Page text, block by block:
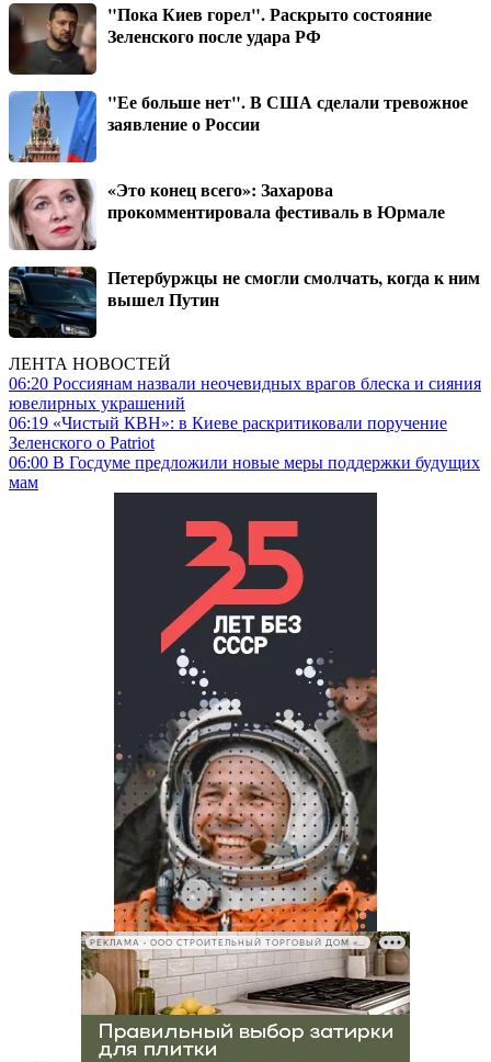
"Пока Киев горел". Раскрыто состояние
Зеленского после удара РФ
"Ее больше нет". В США сделали тревожное
заявление о России
«Это конец всего»: Захарова
прокомментировала фестиваль в Юрмале
Петербуржцы не смогли смолчать, когда к ним
вышел Путин
ЛЕНТА НОВОСТЕЙ
06:20 Россиянам назвали неочевидных врагов блеска и сияния
ювелирных украшений
06:19 «Чистый КВН»: в Киеве раскритиковали поручение
Зеленского о Patriot
06:00 В Госдуме предложили новые меры поддержки будущих
мам
РЕКЛАМА • ООО СТРОИТЕЛЬНЫЙ ТОРГОВЫЙ ДОМ «ПЕТРОВИЧ», ИНН 7802348846